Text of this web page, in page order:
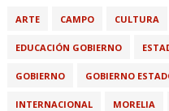
ARTE CAMPO CULTURA
EDUCACIÓN GOBIERNO
GOBIERNO GOBIERNO
INTERNACIONAL MORELIA